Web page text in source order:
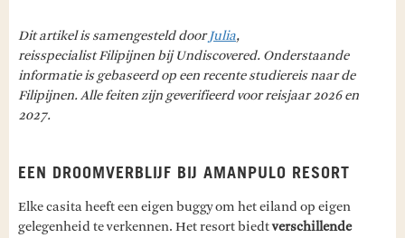
Dit artikel is samengesteld doorJulia,
reisspecialist Filipijnen bij Undiscovered. Onderstaande
informatie is gebaseerd op een recente studiereis naar de
Filipijnen. Alle feiten zijn geverifieerd voor reisjaar 2026 en
2027.
EEN DROOMVERBLIJF BIJ AMANPULO RESORT
Elke casita heeft een eigen buggy om het eiland op eigen
gelegenheid te verkennen. Het resort biedtverschillende